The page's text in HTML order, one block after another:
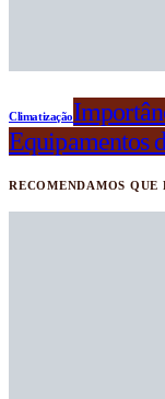
Climatização
Equipamentos
RECOMENDAMOS QUE